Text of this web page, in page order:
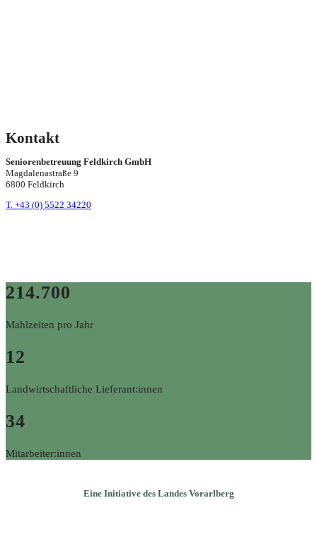
Kontakt
Seniorenbetreuung Feldkirch GmbH
Magdalenastraße 9
6800 Feldkirch
T. +43 (0) 5522 34220
214.700
Mahlzeiten pro Jahr
12
Landwirtschaftliche Lieferant:innen
34
Mitarbeiter:innen
Eine Initiative des Landes Vorarlberg